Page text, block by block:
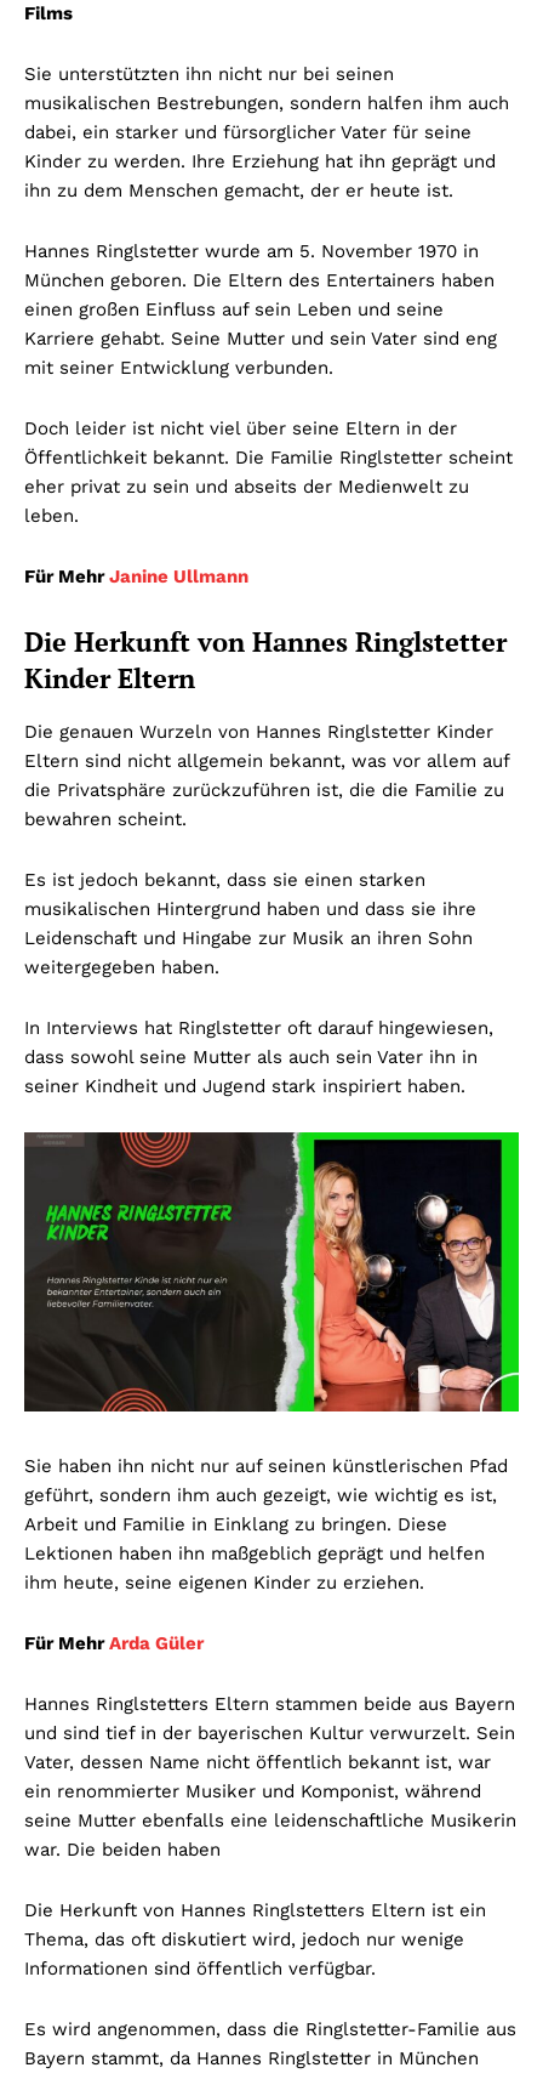
Films
Sie unterstützten ihn nicht nur bei seinen
musikalischen Bestrebungen, sondern halfen ihm auch
dabei, ein starker und fürsorglicher Vater für seine
Kinder zu werden. Ihre Erziehung hat ihn geprägt und
ihn zu dem Menschen gemacht, der er heute ist.
Hannes Ringlstetter wurde am 5. November 1970 in
München geboren. Die Eltern des Entertainers haben
einen großen Einfluss auf sein Leben und seine
Karriere gehabt. Seine Mutter und sein Vater sind eng
mit seiner Entwicklung verbunden.
Doch leider ist nicht viel über seine Eltern in der
Öffentlichkeit bekannt. Die Familie Ringlstetter scheint
eher privat zu sein und abseits der Medienwelt zu
leben.
Für MehrJanine Ullmann
Die Herkunft von Hannes Ringlstetter
Kinder Eltern
Die genauen Wurzeln von Hannes Ringlstetter Kinder
Eltern sind nicht allgemein bekannt, was vor allem auf
die Privatsphäre zurückzuführen ist, die die Familie zu
bewahren scheint.
Es ist jedoch bekannt, dass sie einen starken
musikalischen Hintergrund haben und dass sie ihre
Leidenschaft und Hingabe zur Musik an ihren Sohn
weitergegeben haben.
In Interviews hat Ringlstetter oft darauf hingewiesen,
dass sowohl seine Mutter als auch sein Vater ihn in
seiner Kindheit und Jugend stark inspiriert haben.
Sie haben ihn nicht nur auf seinen künstlerischen Pfad
geführt, sondern ihm auch gezeigt, wie wichtig es ist,
Arbeit und Familie in Einklang zu bringen. Diese
Lektionen haben ihn maßgeblich geprägt und helfen
ihm heute, seine eigenen Kinder zu erziehen.
Für MehrArda Güler
Hannes Ringlstetters Eltern stammen beide aus Bayern
und sind tief in der bayerischen Kultur verwurzelt. Sein
Vater, dessen Name nicht öffentlich bekannt ist, war
ein renommierter Musiker und Komponist, während
seine Mutter ebenfalls eine leidenschaftliche Musikerin
war. Die beiden haben
Die Herkunft von Hannes Ringlstetters Eltern ist ein
Thema, das oft diskutiert wird, jedoch nur wenige
Informationen sind öffentlich verfügbar.
Es wird angenommen, dass die Ringlstetter-Familie aus
Bayern stammt, da Hannes Ringlstetter in München